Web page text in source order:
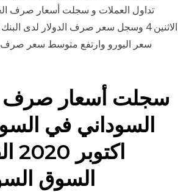
تداول العملات و سجلت أسعار صرف
سجلت أسعار صرف
السوق